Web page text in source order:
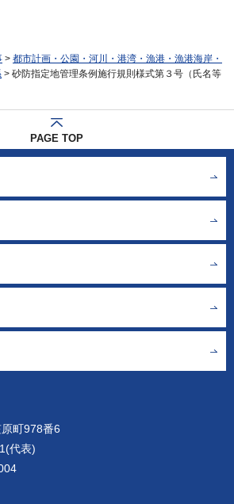
> 都市計画・公園・河川・港湾・漁港・漁港海岸・
> 砂防指定地管理条例施行規則様式第３号（氏名等
PAGE TOP
町978番6
代表)